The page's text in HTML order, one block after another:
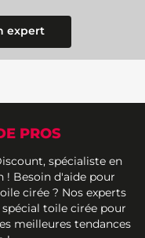
expert
PROS
spécialiste en
! Besoin d'aide pour
cirée ? Nos experts
toile cirée pour
meilleures tendances